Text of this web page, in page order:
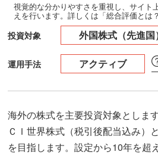
視覚的な分かりやすさを重視し、サイト
えを行います。詳しくは「総合評価とは
投資対象 外国株式（先進国
運用手法 アクティブ
海外の株式を主要投資対象としま
ＣＩ世界株式（税引後配当込み）
を目指します。設定から10年を超